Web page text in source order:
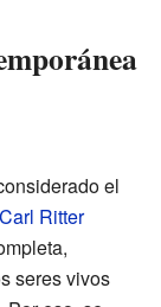
el
Carl Ritter
seres vivos